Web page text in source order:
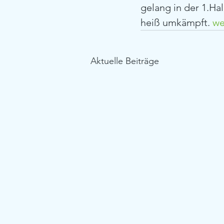
gelang in der
heiß umkämpft.
Aktuelle Beiträge